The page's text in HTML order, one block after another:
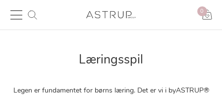
0
Læringsspil
Legen er fundamentet for børns læring. Det er vi i byASTRUP®